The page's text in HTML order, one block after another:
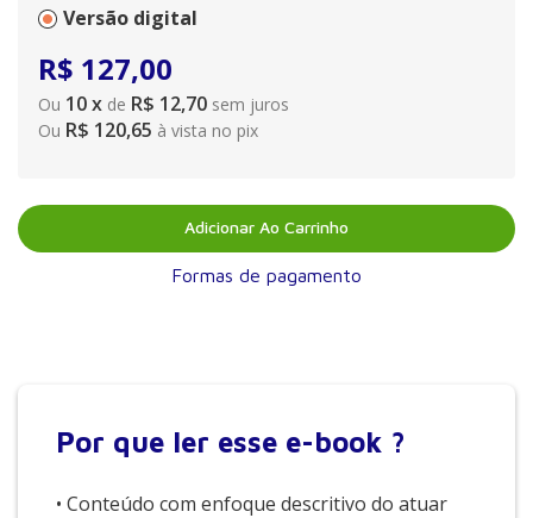
Versão digital
R$ 127,00
Ou 10x de R$ 12,70 sem juros
Ou R$ 120,65 à vista no pix
Adicionar Ao Carrinho
Formas de pagamento
Por que ler esse e-book ?
• Conteúdo com enfoque descritivo do atuar